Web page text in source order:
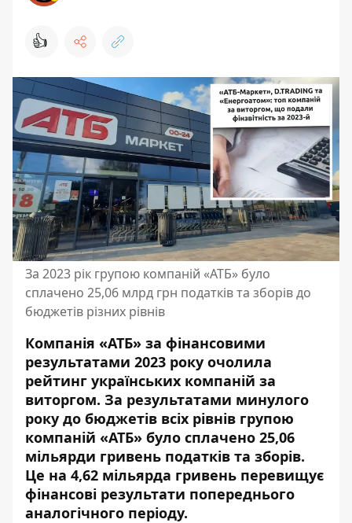
👍
За 2023 рік групою компаній «АТБ» було
сплачено 25,06 млрд грн податків та зборів до
бюджетів різних рівнів
Компанія «АТБ» за фінансовими
результатами 2023 року очолила
рейтинг українських компаній за
виторгом. За результатами минулого
року до бюджетів всіх рівнів групою
компаній «АТБ» було сплачено 25,06
мільярди гривень податків та зборів.
Це на 4,62 мільярда гривень перевищує
фінансові результати попереднього
аналогічного періоду.